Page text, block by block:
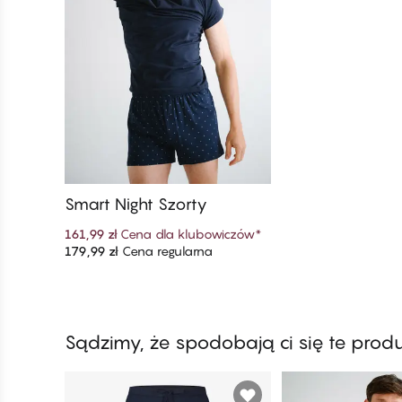
Dodaj do koszyka
Smart Night Szorty
161,99 zł Cena dla klubowiczów*
179,99 zł Cena regularna
Sądzimy, że spodobają ci się te